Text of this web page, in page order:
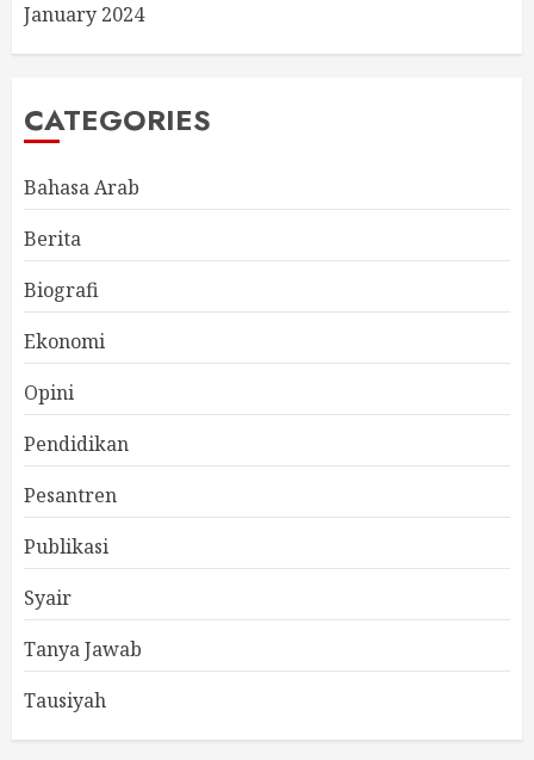
January 2024
CATEGORIES
Bahasa Arab
Berita
Biografi
Ekonomi
Opini
Pendidikan
Pesantren
Publikasi
Syair
Tanya Jawab
Tausiyah